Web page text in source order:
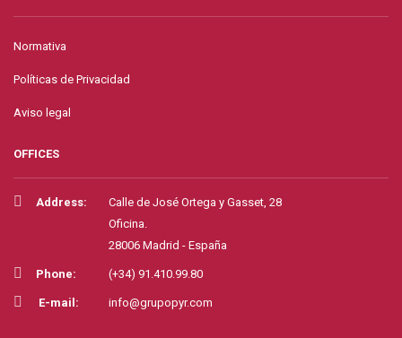
Normativa
Políticas de Privacidad
Aviso legal
OFFICES
Address:
Calle de José Ortega y Gasset, 28
Oficina.
28006 Madrid - España
Phone: (+34) 91.410.99.80
E-mail: info@grupopyr.com